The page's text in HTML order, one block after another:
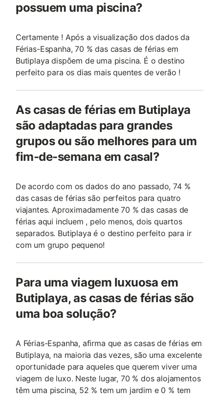
possuem uma piscina?
Certamente ! Após a visualização dos dados da
Férias-Espanha, 70 % das casas de férias em
Butiplaya dispõem de uma piscina. É o destino
perfeito para os dias mais quentes de verão !
As casas de férias em Butiplaya
são adaptadas para grandes
grupos ou são melhores para um
fim-de-semana em casal?
De acordo com os dados do ano passado, 74 %
das casas de férias são perfeitos para quatro
viajantes. Aproximadamente 70 % das casas de
férias aqui incluem , pelo menos, dois quartos
separados. Butiplaya é o destino perfeito para ir
com um grupo pequeno!
Para uma viagem luxuosa em
Butiplaya, as casas de férias são
uma boa solução?
A Férias-Espanha, afirma que as casas de férias em
Butiplaya, na maioria das vezes, são uma excelente
oportunidade para aqueles que querem viver uma
viagem de luxo. Neste lugar, 70 % dos alojamentos
têm uma piscina, 52 % tem um jardim e 0 % tem